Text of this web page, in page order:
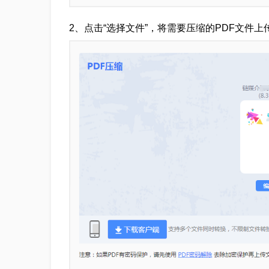
2、点击“选择文件”，将需要压缩的PDF文件上